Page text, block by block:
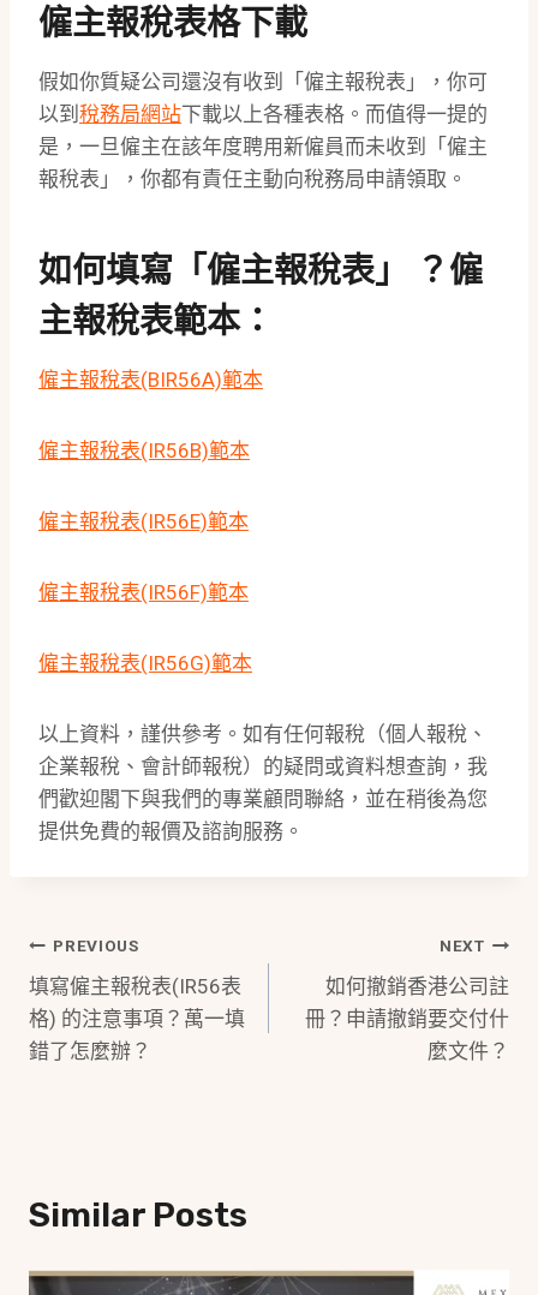
僱主報稅表格下載
假如你質疑公司還沒有收到「僱主報稅表」，你可
以到 稅務局網站下載以上各種表格。而值得一提的
是，一旦僱主在該年度聘用新僱員而未收到「僱主
報稅表」，你都有責任主動向稅務局申請領取。
如何填寫「僱主報稅表」 ？僱
主報稅表範本：
僱主報稅表(BIR56A)範本
僱主報稅表(IR56B)範本
僱主報稅表(IR56E)範本
僱主報稅表(IR56F)範本
僱主報稅表(IR56G)範本
以上資料，謹供參考。如有任何報稅（個人報稅、
企業報稅、會計師報稅）的疑問或資料想查詢，我
們歡迎閣下與我們的專業顧問聯絡，並在稍後為您
提供免費的報價及諮詢服務。
Post
Navigation
PREVIOUS
填寫僱主報稅表(IR56表
格) 的注意事項？萬一填
錯了怎麼辦？
NEXT
如何撤銷香港公司註
冊？申請撤銷要交付什
麼文件？
Similar Posts